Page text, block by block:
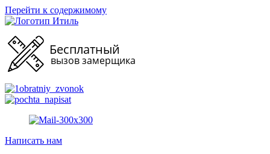
Перейти к содержимому
Написать нам